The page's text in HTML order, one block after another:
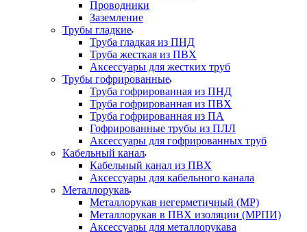
Проводники
Заземление
Трубы гладкие
Труба гладкая из ПНД
Труба жесткая из ПВХ
Аксессуары для жестких труб
Трубы гофрированные
Труба гофрированная из ПНД
Труба гофрированная из ПВХ
Труба гофрированная из ПА
Гофрированные трубы из ПЛЛ
Аксессуары для гофрированных труб
Кабельный канал
Кабельный канал из ПВХ
Аксессуары для кабельного канала
Металлорукав
Металлорукав негерметичный (МР)
Металлорукав в ПВХ изоляции (МРПИ)
Аксессуары для металлорукава